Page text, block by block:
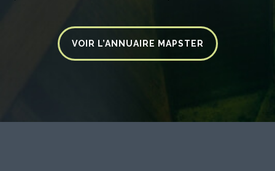
VOIR L’ANNUAIRE MAPSTER